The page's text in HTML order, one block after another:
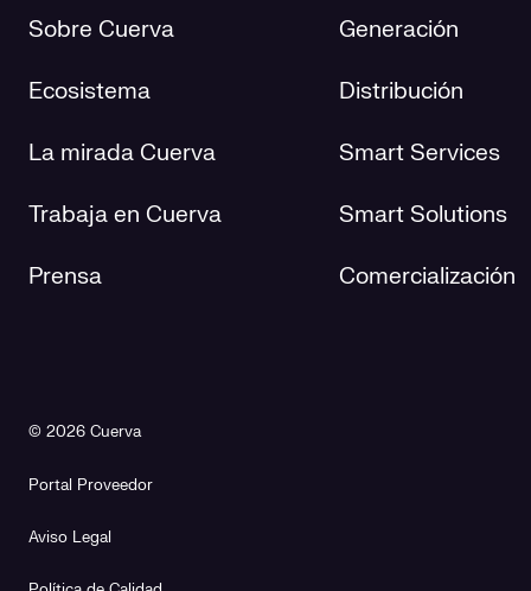
Sobre Cuerva
Ecosistema
La mirada Cuerva
Trabaja en Cuerva
Prensa
Generación
Distribución
Smart Services
Smart Solutions
Comercialización
© 2026 Cuerva
Portal Proveedor
Aviso Legal